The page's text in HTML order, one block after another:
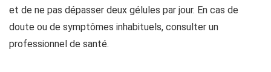
et de ne pas dépasser deux gélules par jour. En cas de
doute ou de symptômes inhabituels, consulter un
professionnel de santé.